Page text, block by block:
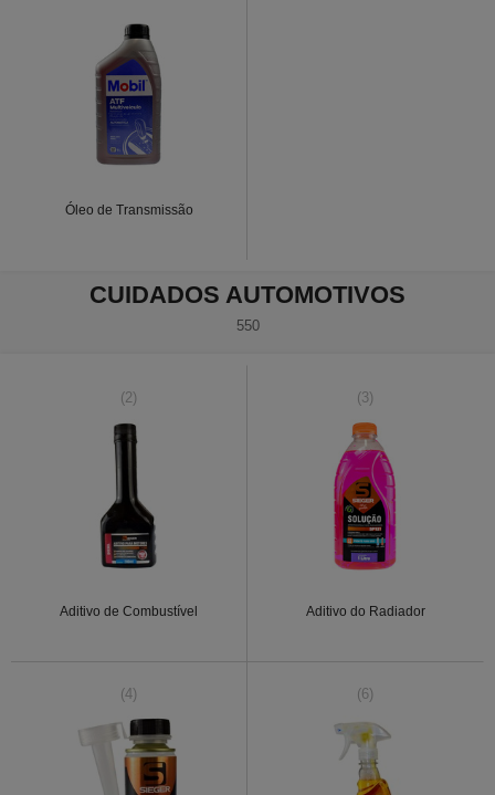
Óleo de Transmissão
CUIDADOS AUTOMOTIVOS
550
(2)
Aditivo de Combustível
(3)
Aditivo do Radiador
(4) (6)